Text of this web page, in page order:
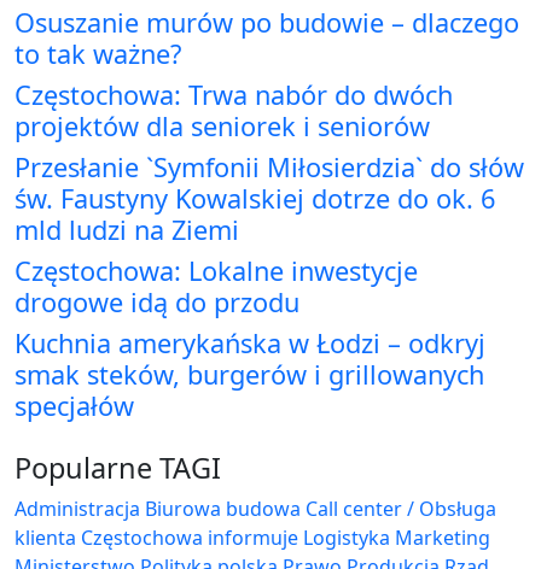
Osuszanie murów po budowie – dlaczego
to tak ważne?
Częstochowa: Trwa nabór do dwóch
projektów dla seniorek i seniorów
Przesłanie `Symfonii Miłosierdzia` do słów
św. Faustyny Kowalskiej dotrze do ok. 6
mld ludzi na Ziemi
Częstochowa: Lokalne inwestycje
drogowe idą do przodu
Kuchnia amerykańska w Łodzi – odkryj
smak steków, burgerów i grillowanych
specjałów
Popularne TAGI
Administracja Biurowa budowa Call center / Obsługa
klienta Częstochowa informuje Logistyka Marketing